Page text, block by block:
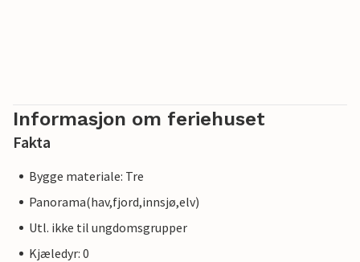
Informasjon om feriehuset
Fakta
Bygge materiale: Tre
Panorama(hav,fjord,innsjø,elv)
Utl. ikke til ungdomsgrupper
Kjæledyr: 0